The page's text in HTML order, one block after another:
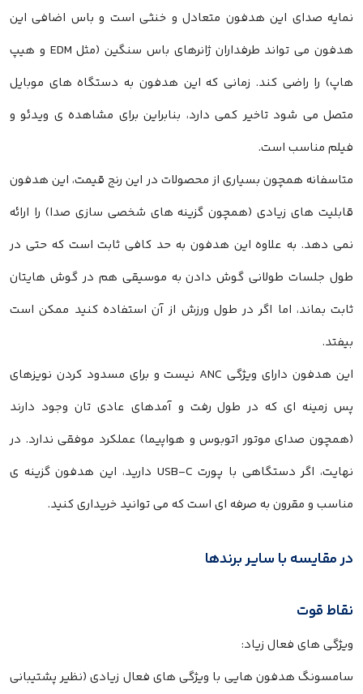
نمایه صدای این هدفون متعادل و خنثی است و باس اضافی این
هدفون می تواند طرفداران ژانرهای باس سنگین (مثل EDM و هیپ
هاپ) را راضی کند. زمانی که این هدفون به دستگاه های موبایل
متصل می شود تاخیر کمی دارد، بنابراین برای مشاهده ی ویدئو و
فیلم مناسب است.
متاسفانه همچون بسیاری از محصولات در این رنج قیمت، این هدفون
قابلیت های زیادی (همچون گزینه های شخصی سازی صدا) را ارائه
نمی دهد. به علاوه این هدفون به حد کافی ثابت است که حتی در
طول جلسات طولانی گوش دادن به موسیقی هم در گوش هایتان
ثابت بماند، اما اگر در طول ورزش از آن استفاده کنید ممکن است
بیفتد.
این هدفون دارای ویژگی ANC نیست و برای مسدود کردن نویزهای
پس زمینه ای که در طول رفت و آمدهای عادی تان وجود دارند
(همچون صدای موتور اتوبوس و هواپیما) عملکرد موفقی ندارد. در
نهایت، اگر دستگاهی با پورت USB-C دارید، این هدفون گزینه ی
مناسب و مقرون به صرفه ای است که می توانید خریداری کنید.
در مقایسه با سایر برندها
نقاط قوت
ویژگی های فعال زیاد:
سامسونگ هدفون هایی با ویژگی های فعال زیادی (نظیر پشتیبانی